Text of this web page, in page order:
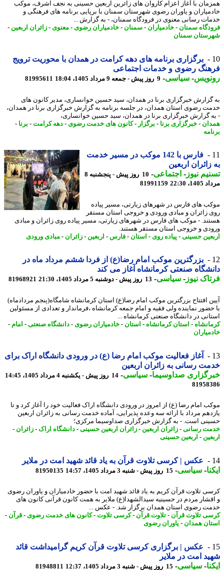
با آغاز اعزام کاروان های زائرین اربعین حسینی به نجف اشرف، موکب
و یاوران رضوی شهرستان سمنان با برپایی برنامه های فرهنگی و
رسانی معنوی در فرودگاه سمنان، - به گزارش ...
سمنان-خادمیاران- سمنان-خادمیاران رضوی-معنوی-زائران اربعین -
سمنان
برگزاری برنامه های دهه کرامت در همدان با محوریت ترویج
رضوی و خدمات اجتماعی
-سیاسی-9 روز پیش - جمعه 9 مرداد 1405، 18:04 81995611
خبرگزاری برنا در همدان، سید حسین خوانساری، مدیر کانون های
رضوی استان همدان، در جلسه برنامه به گزارش خبرگزاری برنا در همدان،
گزارش خبرگزاری برنا در همدان، سید حسین خوانساری،
- خبرگزاری برنا-برگزار - کانون های خدمت رضوی-دهه کرامت -برنا-
فارس با 142 موکب در مسیر خدمت
اربعین
نیوز-اجتماعی-
10 روز پیش - پنجشنبه 8
22:30
81991159
های فارس در شهرهای زیارتی، مسیر پیاده
زائران و مبادی ورودی و خروجی استان مستقر
- موکب های فارس در شهرهای زیارتی، مسیر پیاده روی زائران و مبادی
و خروجی استان مستقر هستند.
حسینی-پیاده روی -استان-فارس-اربعین -زائران- مبادی ورودی
بزرگترین موکب امام رضا(ع) از فردا ششم مرداد ماه در
صنعتی کرمانشاه آغاز می کند
نیوز-سیاسی-13 روز پیش - دوشنبه 5 مرداد 1405، 21:30 81968921
افتتاح بزرگترین موکب امام رضا(ع) استان کرمانشاه شامگاه(پنجم مردادماه)
نماینده ولی فقیه و امام جمعه کرمانشاه ،فرماندار و تعدادی از مسئولین
در دانشگاه صنعتی کرمانشاه ...
-استان کرمانشاه-استان-خادمیاران رضوی-دانشگاه صنعتی-امام -
آغاز فعالیت موکب امام رضا (ع) در ورودی دانشگاه اراک برای
رسانی به زائران اربعین
صداوسیما-سیاسی-14 روز پیش - یکشنبه 4 مرداد 1405، 14:45
امام رضا (ع) از امروز در ورودی دانشگاه اراک فعالیت خود را آغاز کرد و تا
مرداد با ارائه سه وعده پذیرایی، آماده خدمت رسانی به زائران اربعین
است. - به گزارش خبرگزاری صداوسیما مرکزی؛
رسانی-زائران اربعین -زائران اربعین حسینی-دانشگاه اراک - زائران-
-اربعین حسینی
عکس | کرسی تلاوت قرآن به یاد قائد شهید امت در ملایر
-سیاسی-15 روز پیش - شنبه 3 مرداد 1405، 14:57 81950135
تلاوت قرآن کریم به یاد قائد شهید امت با حضور خادمیاران و یاوران رضوی
مردم در حسینیه سیدالشهدا(ع) ملایر به همت کانون قرآنی کانون های
رضوی استان همدان برگزار شد. - عکس ...
تلاوت قرآن- تلاوت قرآن- کرسی تلاوت-کانون های خدمت رضوی-قرآن-
همدان- یاوران رضوی
عکس | برگزاری کرسی تلاوت قرآن کریم گرامیداشت قائد
امت در ملایر
-سیاسی-15 روز پیش - شنبه 3 مرداد 1405، 12:37 81948811